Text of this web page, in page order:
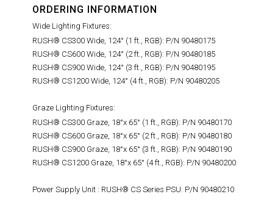
ORDERING INFORMATION
Wide Lighting Fixtures:
RUSH® CS300 Wide, 124° (1 ft., RGB): P/N 90480175
RUSH® CS600 Wide, 124° (2 ft., RGB): P/N 90480185
RUSH® CS900 Wide, 124° (3 ft., RGB): P/N 90480195
RUSH® CS1200 Wide, 124° (4 ft., RGB): P/N 90480205
Graze Lighting Fixtures:
RUSH® CS300 Graze, 18°x 65° (1 ft., RGB): P/N 90480170
RUSH® CS600 Graze, 18°x 65° (2 ft., RGB): P/N 90480180
RUSH® CS900 Graze, 18°x 65° (3 ft., RGB): P/N 90480190
RUSH® CS1200 Graze, 18°x 65° (4 ft., RGB): P/N 90480200
Power Supply Unit : RUSH® CS Series PSU: P/N 90480210